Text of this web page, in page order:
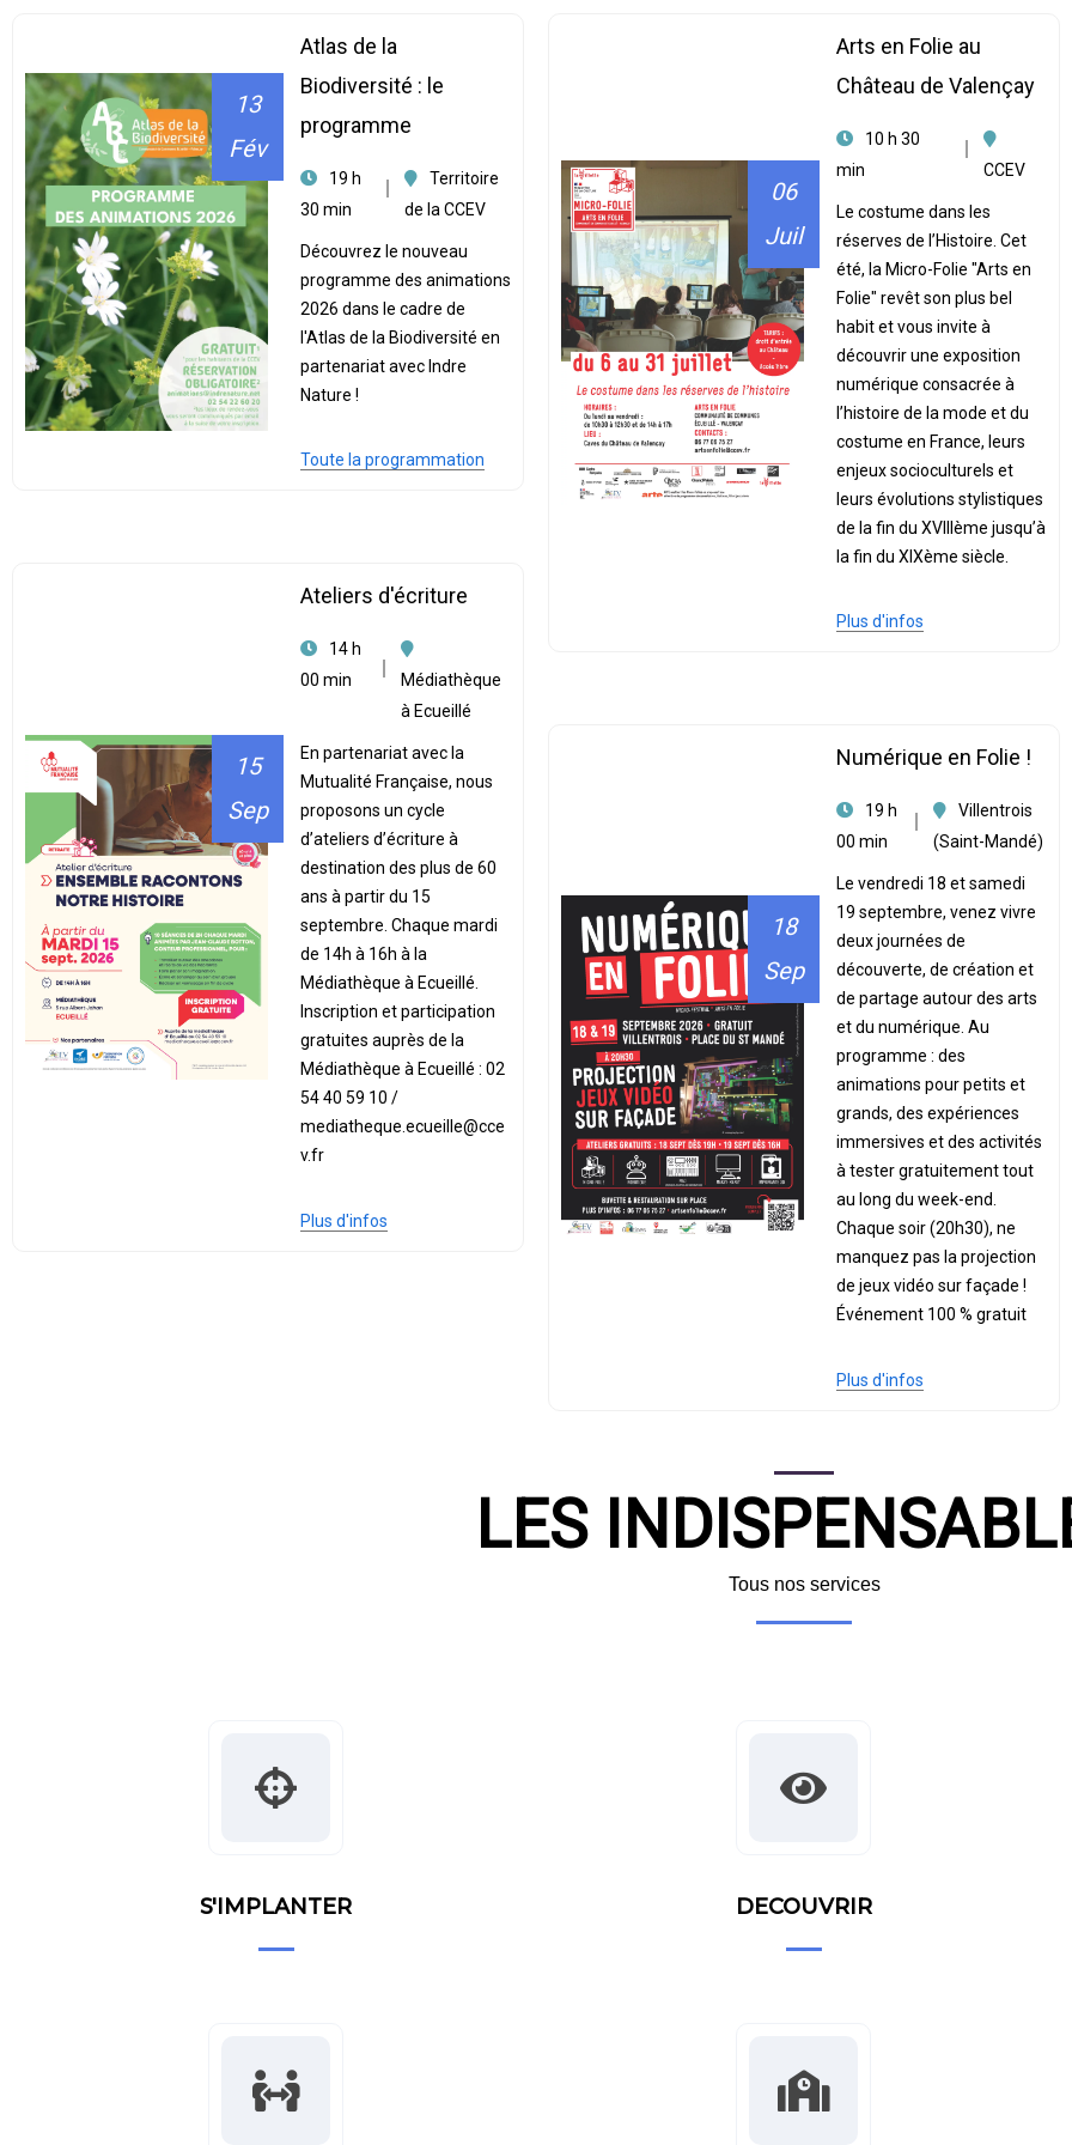
13
Fév
Atlas de la
Biodiversité : le
programme
19 h
30 min
Territoire
de la CCEV
Découvrez le nouveau
programme des animations
2026 dans le cadre de
l'Atlas de la Biodiversité en
partenariat avec Indre
Nature !
Toute la programmation
15
Sep
Ateliers d'écriture
14 h
00 min
Médiathèque
à Ecueillé
En partenariat avec la
Mutualité Française, nous
proposons un cycle
d’ateliers d’écriture à
destination des plus de 60
ans à partir du 15
septembre. Chaque mardi
de 14h à 16h à la
Médiathèque à Ecueillé.
Inscription et participation
gratuites auprès de la
Médiathèque à Ecueillé : 02
54 40 59 10 /
mediatheque.ecueille@cce
v.fr
Plus d'infos
06
Juil
Arts en Folie au
Château de Valençay
10 h 30
min
CCEV
Le costume dans les
réserves de l’Histoire. Cet
été, la Micro-Folie "Arts en
Folie" revêt son plus bel
habit et vous invite à
découvrir une exposition
numérique consacrée à
l’histoire de la mode et du
costume en France, leurs
enjeux socioculturels et
leurs évolutions stylistiques
de la fin du XVIIIème jusqu’à
la fin du XIXème siècle.
Plus d'infos
18
Sep
Numérique en Folie !
19 h
00 min
Villentrois
(Saint-Mandé)
Le vendredi 18 et samedi
19 septembre, venez vivre
deux journées de
découverte, de création et
de partage autour des arts
et du numérique. Au
programme : des
animations pour petits et
grands, des expériences
immersives et des activités
à tester gratuitement tout
au long du week-end.
Chaque soir (20h30), ne
manquez pas la projection
de jeux vidéo sur façade !
Événement 100 % gratuit
Plus d'infos
LES
Tous nos services
S'IMPLANTER DECOUVRIR